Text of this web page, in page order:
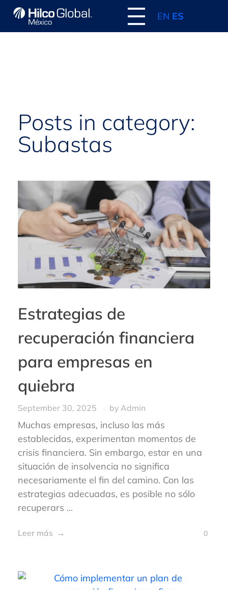
EN ES
Posts in category:
Subastas
Estrategias de
recuperación financiera
para empresas en
quiebra
September 30, 2025 by Admin
Muchas empresas, incluso las más
establecidas, experimentan momentos de
crisis financiera. Sin embargo, estar en una
situación de insolvencia no significa
necesariamente el fin del camino. Con las
estrategias adecuadas, es posible no sólo
recuperars ...
Leer más 0